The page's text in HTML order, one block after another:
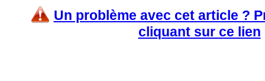
Un problème avec cet article ?
cliquant sur ce lien